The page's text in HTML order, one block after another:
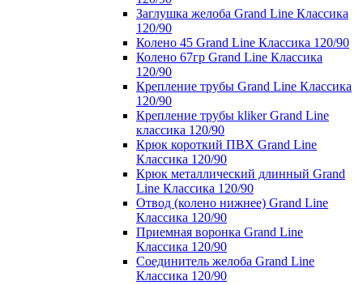
Заглушка желоба Grand Line Классика
120/90
Колено 45 Grand Line Классика 120/90
Колено 67гр Grand Line Классика
120/90
Крепление трубы Grand Line Классика
120/90
Крепление трубы kliker Grand Line
классика 120/90
Крюк короткий ПВХ Grand Line
Классика 120/90
Крюк металлический длинный Grand
Line Классика 120/90
Отвод (колено нижнее) Grand Line
Классика 120/90
Приемная воронка Grand Line
Классика 120/90
Соединитель желоба Grand Line
Классика 120/90